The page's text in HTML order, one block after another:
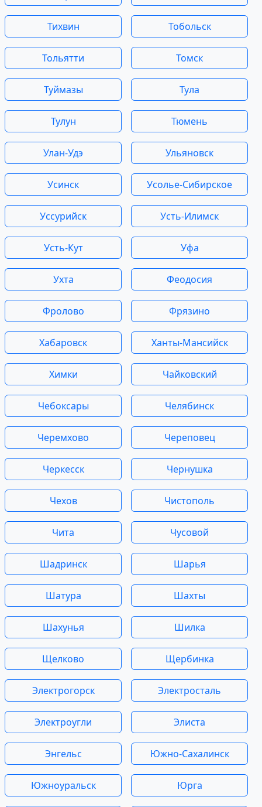
Тихвин Тобольск
Тольятти Томск
Туймазы Тула
Тулун Тюмень
Улан-Удэ Ульяновск
Усинск Усолье-Сибирское
Уссурийск Усть-Илимск
Усть-Кут Уфа
Ухта Феодосия
Фролово Фрязино
Хабаровск Ханты-Мансийск
Химки Чайковский
Чебоксары Челябинск
Черемхово Череповец
Черкесск Чернушка
Чехов Чистополь
Чита Чусовой
Шадринск Шарья
Шатура Шахты
Шахунья Шилка
Щелково Щербинка
Электрогорск Электросталь
Электроугли Элиста
Энгельс Южно-Сахалинск
Южноуральск Юрга